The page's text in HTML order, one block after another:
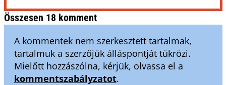
Összesen 18 komment
A kommentek nem szerkesztett tartalmak,
tartalmuk a szerzőjük álláspontját tükrözi.
Mielőtt hozzászólna, kérjük, olvassa el a
kommentszabályzatot.